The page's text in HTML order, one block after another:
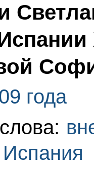
года
Испания